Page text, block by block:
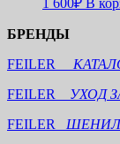
1 600₽ В
БРЕНДЫ
FEILER
FEILER УХОД
FEILER